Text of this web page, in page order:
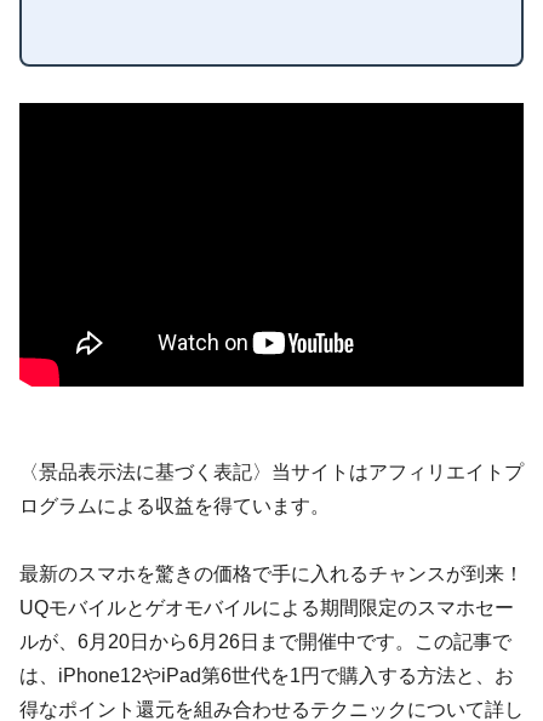
〈景品表示法に基づく表記〉当サイトはアフィリエイトプ
ログラムによる収益を得ています。
最新のスマホを驚きの価格で手に入れるチャンスが到来！
UQモバイルとゲオモバイルによる期間限定のスマホセー
ルが、6月20日から6月26日まで開催中です。この記事で
は、iPhone12やiPad第6世代を1円で購入する方法と、お
得なポイント還元を組み合わせるテクニックについて詳し